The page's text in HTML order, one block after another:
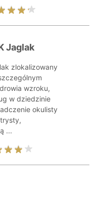
Jaglak
zlokalizowany
wzroku,
w dziedzinie
okulisty
...